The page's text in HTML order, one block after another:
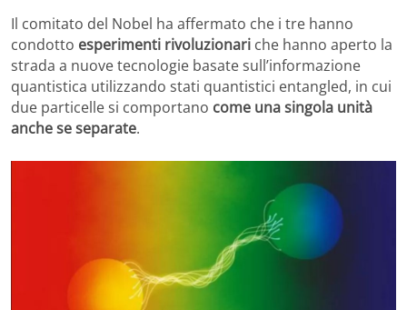
Il comitato del Nobel ha affermato che i tre hanno
condotto esperimenti rivoluzionari che hanno aperto la
strada a nuove tecnologie basate sull’informazione
quantistica utilizzando stati quantistici entangled, in cui
due particelle si comportano come una singola unità
anche se separate.